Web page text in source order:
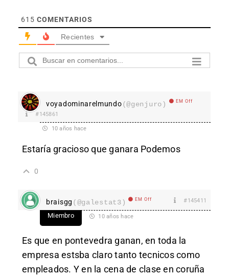
615 COMENTARIOS
Recientes
voyadominarelmundo(@genjuro) EM Off
#145861
10 años hace
Estaría gracioso que ganara Podemos
0
braisgg (@galestat3) EM Off #145411
Miembro 10 años hace
Es que en pontevedra ganan, en toda la
empresa estsba claro tanto tecnicos como
empleados. Y en la cena de clase en coruña